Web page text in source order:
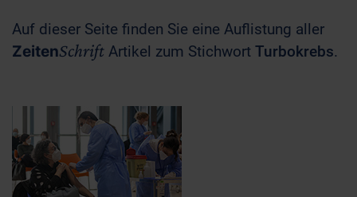
Auf dieser Seite finden Sie eine Auflistung aller
ZeitenSchrift Artikel zum Stichwort Turbokrebs.